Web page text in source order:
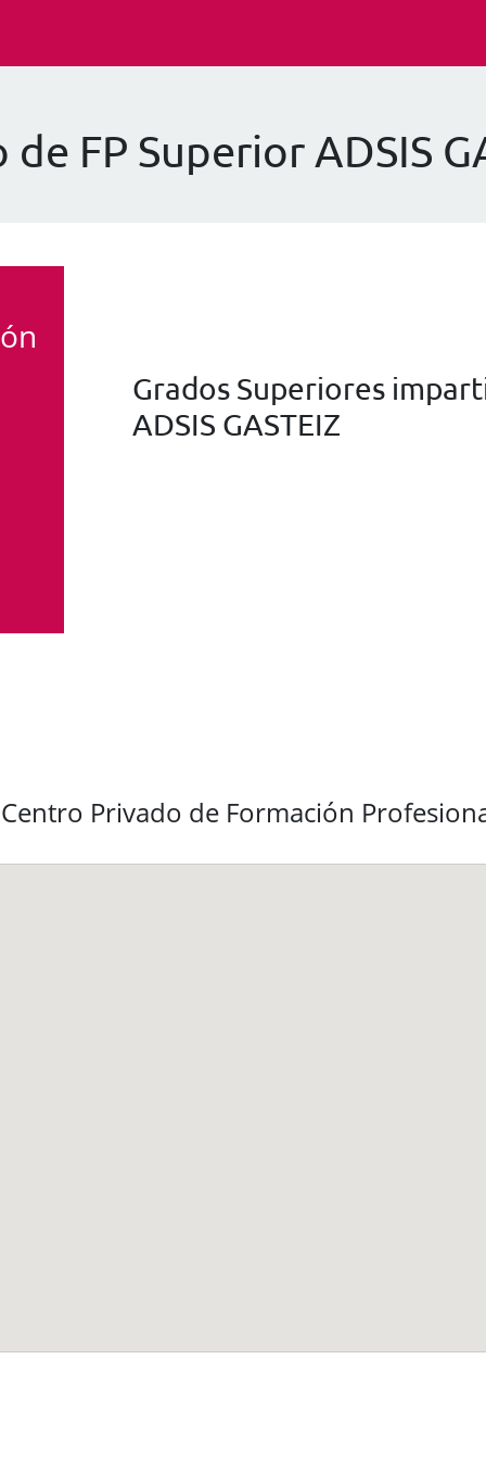
FP Superior ADSIS
Grados Superiores
ADSIS GASTEIZ
Privado de Formación